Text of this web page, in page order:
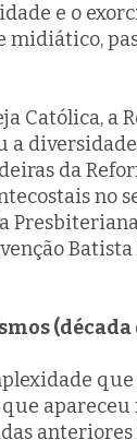
e o
Católica, a
a
da
no
(década
apareceu